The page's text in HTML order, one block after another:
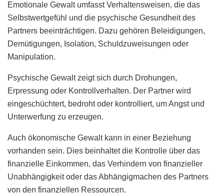
Emotionale Gewalt umfasst Verhaltensweisen, die das
Selbstwertgefühl und die psychische Gesundheit des
Partners beeinträchtigen. Dazu gehören Beleidigungen,
Demütigungen, Isolation, Schuldzuweisungen oder
Manipulation.
Psychische Gewalt zeigt sich durch Drohungen,
Erpressung oder Kontrollverhalten. Der Partner wird
eingeschüchtert, bedroht oder kontrolliert, um Angst und
Unterwerfung zu erzeugen.
Auch ökonomische Gewalt kann in einer Beziehung
vorhanden sein. Dies beinhaltet die Kontrolle über das
finanzielle Einkommen, das Verhindern von finanzieller
Unabhängigkeit oder das Abhängigmachen des Partners
von den finanziellen Ressourcen.